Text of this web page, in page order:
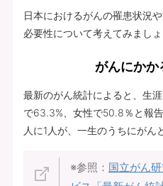
日本におけるがんの罹患状況
必要性について考えてみましょ
がんにかか
最新のがん統計によると、生
で63.3%、女性で50.8％と報
人に1人が、一生のうちにがん
※参照： 国立がん